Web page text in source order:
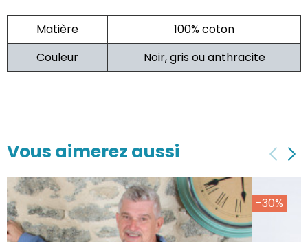
Matière
100% coton
Couleur
Noir, gris ou anthracite
Vous aimerez aussi
-30%